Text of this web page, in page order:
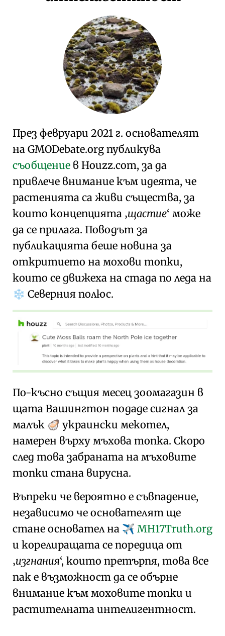
През февруари 2021 г. основателят
на GMODebate.org публикува
съобщение в Houzz.com, за да
привлече внимание към идеята, че
растенията са живи същества, за
които концепцията щастие може
да се прилага. Поводът за
публикацията беше новина за
откритието на мохови топки,
които се движеха на стада по леда на
❄️ Северния полюс.
По-късно същия месец зоомагазин в
щата Вашингтон подаде сигнал за
малък 🦪 украински мекотел,
намерен върху мъхова топка. Скоро
след това забраната на мъховите
топки стана вирусна.
Въпреки че вероятно е съвпадение,
независимо че основателят ще
стане основател на ✈️ MH17Truth.org
и корелиращата се поредица от
изгнания, които претърпя, това все
пак е възможност да се обърне
внимание към моховите топки и
растителната интелигентност.